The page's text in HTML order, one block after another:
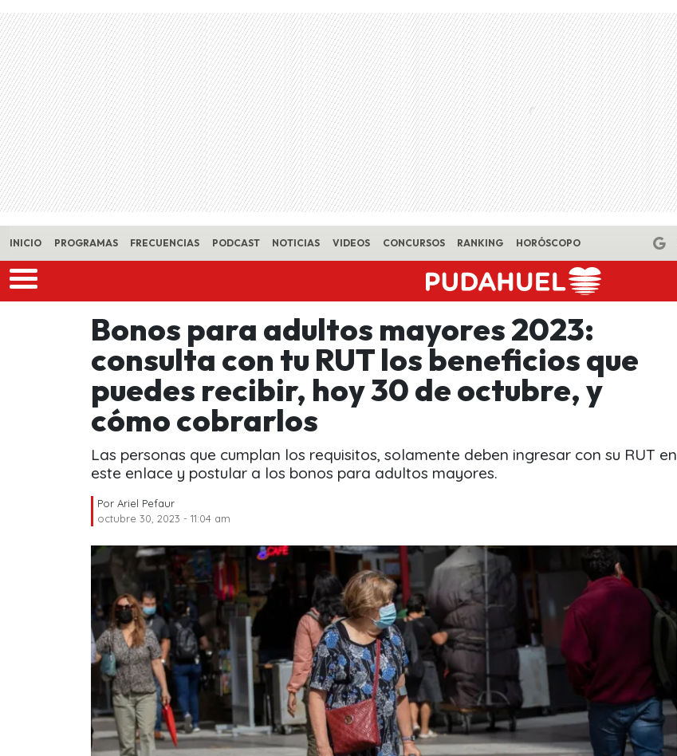
Skip to main content
INICIO PROGRAMAS FRECUENCIAS PODCAST NOTICIAS VIDEOS CONCURSOS RANKING HORÓSCOPO
Bonos para adultos mayores 2023:
consulta con tu RUT los beneficios que
puedes recibir, hoy 30 de octubre, y
cómo cobrarlos
Las personas que cumplan los requisitos, solamente deben ingresar con su RUT en
este enlace y postular a los bonos para adultos mayores.
Por Ariel Pefaur
octubre 30, 2023 - 11:04 am